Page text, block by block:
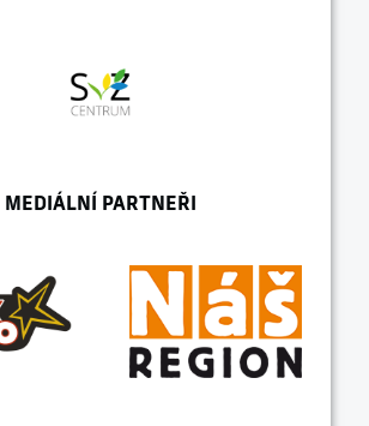
MEDIÁLNÍ PARTNEŘI